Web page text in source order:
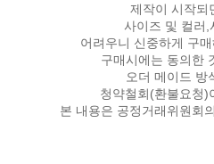
제작이 시작되
사이즈 및 컬러,
어려우니 신중하게 구
구매시에는 동의한
오더 메이드 방
청약철회(환불요청)
본 내용은 공정거래위원회